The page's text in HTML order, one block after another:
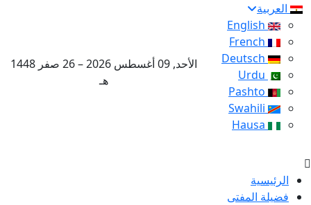
العربية
الأحد, 09 أغسطس 2026 – 26 صفر 1448
هـ
الرئيسية
فضيلة المفتى